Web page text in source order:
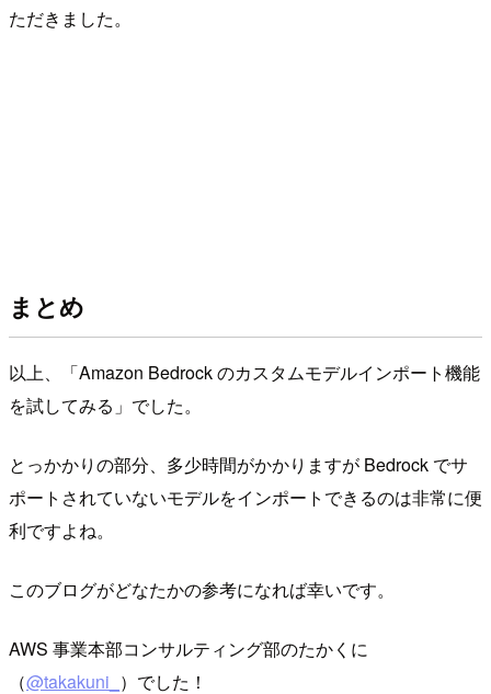
ただきました。
まとめ
以上、「Amazon Bedrock のカスタムモデルインポート機能
を試してみる」でした。
とっかかりの部分、多少時間がかかりますが Bedrock でサ
ポートされていないモデルをインポートできるのは非常に便
利ですよね。
このブログがどなたかの参考になれば幸いです。
AWS 事業本部コンサルティング部のたかくに
（@takakuni_ ）でした！